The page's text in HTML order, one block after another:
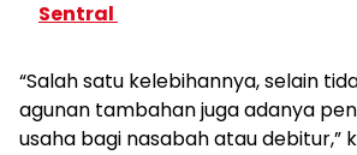
Sentral
“Salah satu kelebihannya, selain
agunan tambahan juga adanya
usaha bagi nasabah atau debitur,”